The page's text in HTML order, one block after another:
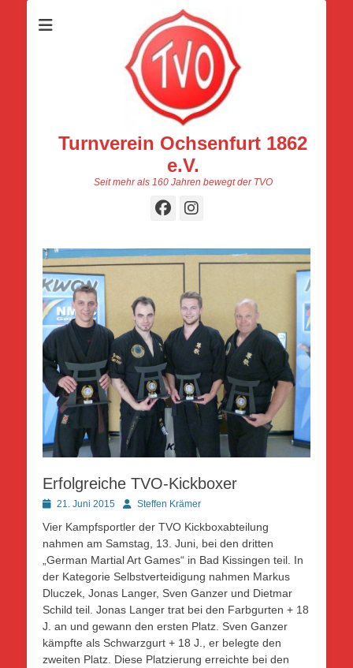
Turnverein Ochsenfurt 1862
e.V.
Seit mehr als 160 Jahren bewegt der TVO
Facebook
Instagram
Erfolgreiche TVO-Kickboxer
Posted21. Juni 2015 AutorSteffen Krämer
Vier Kampfsportler der TVO Kickboxabteilung
nahmen am Samstag, 13. Juni, bei den dritten
„German Martial Art Games“ in Bad Kissingen teil. In
der Kategorie Selbstverteidigung nahmen Markus
Dluczek, Jonas Langer, Sven Ganzer und Dietmar
Schild teil. Jonas Langer trat bei den Farbgurten + 18
J. an und gewann den ersten Platz. Sven Ganzer
kämpfte als Schwarzgurt + 18 J., er belegte den
zweiten Platz. Diese Platzierung erreichte bei den